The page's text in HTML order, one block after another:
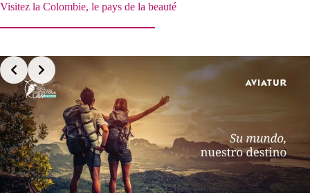
Visitez la Colombie, le pays de la beauté